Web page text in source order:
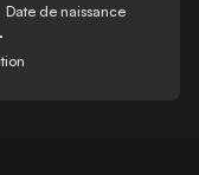
Date de naissance